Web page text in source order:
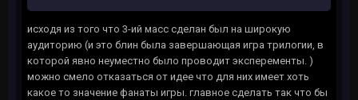
исходя из того что 3-ий масс сделан был на широкую
аудиторию (и это блин была завершающая игра трилогии, в
которой явно неуместно было проводит эксперементы. )
можно смело отказаться от идее что для них имеет хоть
какое то значение фанаты игры. главное сделать так что бы